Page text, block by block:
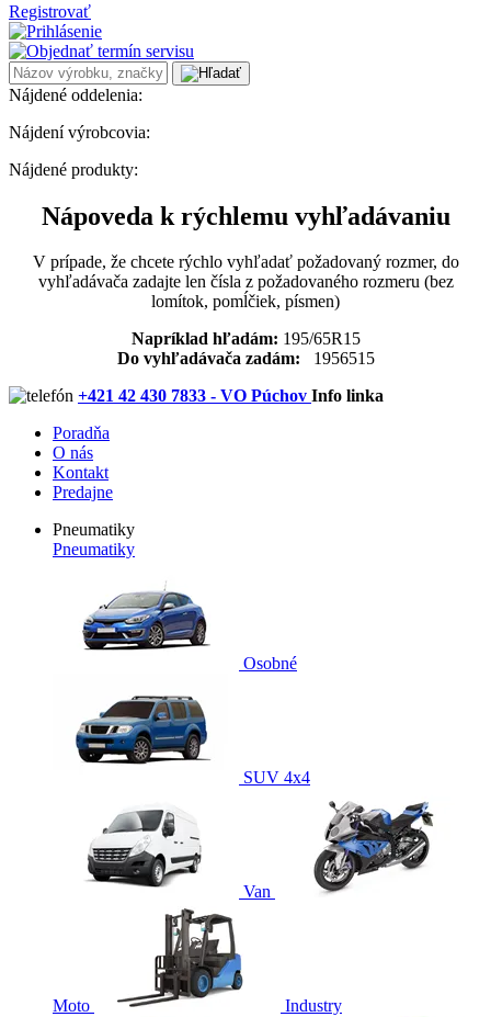
Registrovať
Nájdené oddelenia:
Nájdení výrobcovia:
Nájdené produkty:
Nápoveda k rýchlemu vyhľadávaniu
V prípade, že chcete rýchlo vyhľadať požadovaný rozmer, do
vyhľadávača zadajte len čísla z požadovaného rozmeru (bez
lomítok, pomĺčiek, písmen)
Napríklad hľadám: 195/65R15
Do vyhľadávača zadám: 1956515
+421 42 430 7833 - VO Púchov Info linka
Poradňa
O nás
Kontakt
Predajne
Pneumatiky
Pneumatiky
Osobné
SUV 4x4
Van
Moto Industry